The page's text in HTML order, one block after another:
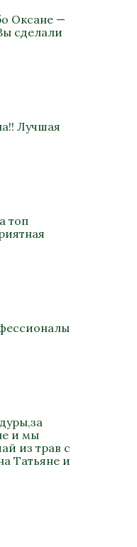
Оксане —
сделали
Лучшая
топ
и мы
из трав с
Татьяне и